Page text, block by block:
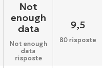
Not
enough
data
Not enough
data
risposte
9,5
80 risposte